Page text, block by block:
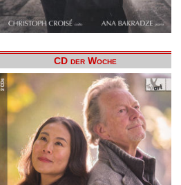
CD der Woche